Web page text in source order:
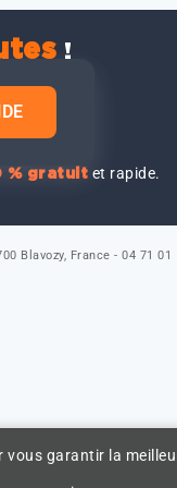
!
% gratuit et rapide.
vous garantir la
Blavozy, France - 04 71 01